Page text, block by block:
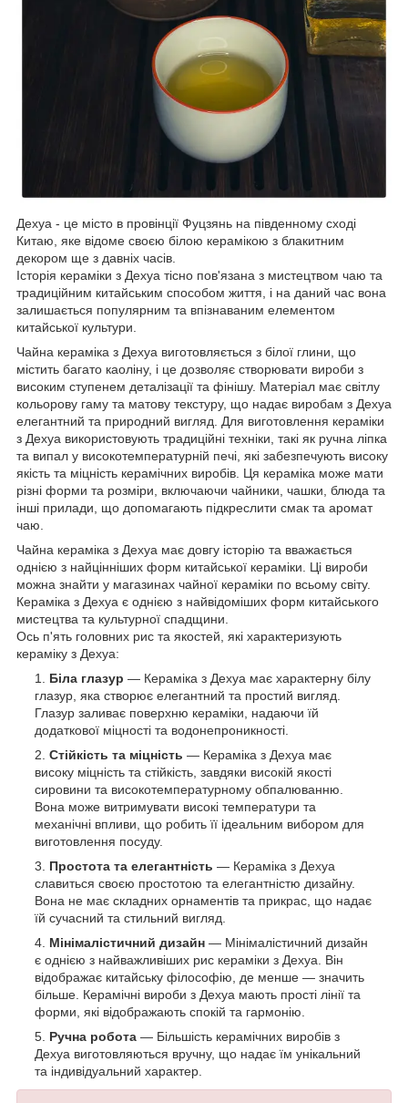
Дехуа - це місто в провінції Фуцзянь на південному сході
Китаю, яке відоме своєю білою керамікою з блакитним
декором ще з давніх часів.
Історія кераміки з Дехуа тісно пов'язана з мистецтвом чаю та
традиційним китайським способом життя, і на даний час вона
залишається популярним та впізнаваним елементом
китайської культури.
Чайна кераміка з Дехуа виготовляється з білої глини, що
містить багато каоліну, і це дозволяє створювати вироби з
високим ступенем деталізації та фінішу. Матеріал має світлу
кольорову гаму та матову текстуру, що надає виробам з Дехуа
елегантний та природний вигляд. Для виготовлення кераміки
з Дехуа використовують традиційні техніки, такі як ручна ліпка
та випал у високотемпературній печі, які забезпечують високу
якість та міцність керамічних виробів. Ця кераміка може мати
різні форми та розміри, включаючи чайники, чашки, блюда та
інші прилади, що допомагають підкреслити смак та аромат
чаю.
Чайна кераміка з Дехуа має довгу історію та вважається
однією з найцінніших форм китайської кераміки. Ці вироби
можна знайти у магазинах чайної кераміки по всьому світу.
Кераміка з Дехуа є однією з найвідоміших форм китайського
мистецтва та культурної спадщини.
Ось п'ять головних рис та якостей, які характеризують
кераміку з Дехуа:
Біла глазур — Кераміка з Дехуа має характерну білу
глазур, яка створює елегантний та простий вигляд.
Глазур заливає поверхню кераміки, надаючи їй
додаткової міцності та водонепроникності.
Стійкість та міцність — Кераміка з Дехуа має
високу міцність та стійкість, завдяки високій якості
сировини та високотемпературному обпалюванню.
Вона може витримувати високі температури та
механічні впливи, що робить її ідеальним вибором для
виготовлення посуду.
Простота та елегантність — Кераміка з Дехуа
славиться своєю простотою та елегантністю дизайну.
Вона не має складних орнаментів та прикрас, що надає
їй сучасний та стильний вигляд.
Мінімалістичний дизайн — Мінімалістичний дизайн
є однією з найважливіших рис кераміки з Дехуа. Він
відображає китайську філософію, де менше — значить
більше. Керамічні вироби з Дехуа мають прості лінії та
форми, які відображають спокій та гармонію.
Ручна робота — Більшість керамічних виробів з
Дехуа виготовляються вручну, що надає їм унікальний
та індивідуальний характер.